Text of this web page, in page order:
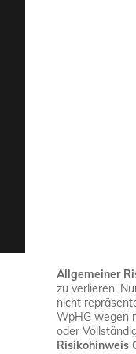
Allgemeiner
zu verlieren.
nicht
WpHG wegen
oder
Risikohinweis